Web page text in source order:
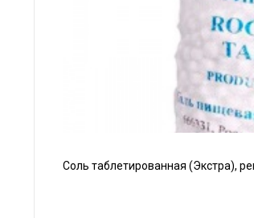
Соль таблетированная (Экстра),